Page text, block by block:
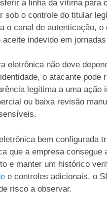
a linha da vítima para
sob o controle do titular
o canal de autenticação,
indevido em
eletrônica não deve
o atacante pode
legítima a uma
ou baixa revisão
bem configurada
que a empresa
e manter um histórico
e controles adicionais, o
risco a observar.